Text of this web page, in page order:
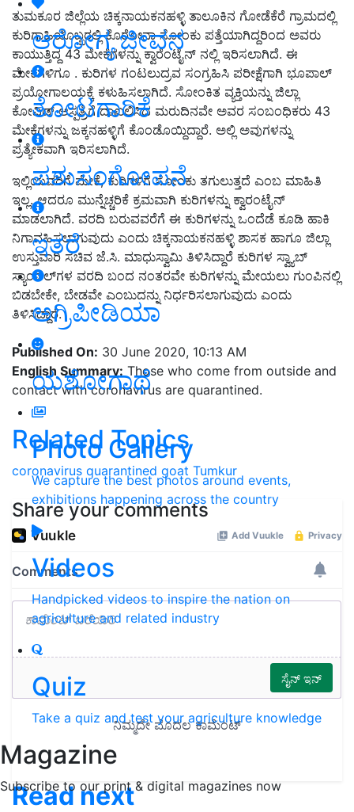
ಆರೋಗ್ಯ ಜೀವನ
ತೋಟಗಾರಿಕೆ
ಪಶುಸಂಗೋಪನೆ
ಇತರೆ
ಅಗ್ರಿಪೀಡಿಯಾ
ಯಶೋಗಾಥೆ
Photo Gallery
We capture the best photos around events,
exhibitions happening across the country
Videos
Handpicked videos to inspire the nation on
agriculture and related industry
Quiz
Take a quiz and test your agriculture knowledge
Magazine
Subscribe to our print & digital magazines now
ತುಮಕೂರ ಜಿಲ್ಲೆಯ ಚಿಕ್ಕನಾಯಕನಹಳ್ಳಿ ತಾಲೂಕಿನ ಗೋಡೆಕೆರೆ ಗ್ರಾಮದಲ್ಲಿ
ಕುರಿಗಾಹಿಯೊಬ್ಬರಲ್ಲಿ ಕೊರೋನಾ ಸೋಂಕು ಪತ್ತೆಯಾಗಿದ್ದರಿಂದ ಅವರು
ಕಾಯುತ್ತಿದ್ದ 43 ಮೇಕೆಗಳನ್ನು ಕ್ವಾರೆಂಟೈನ್ ನಲ್ಲಿ ಇರಿಸಲಾಗಿದೆ. ಈ
ಮೇಕೆಗಳಿಗೂ . ಕುರಿಗಳ ಗಂಟಲುದ್ರವ ಸಂಗ್ರಹಿಸಿ ಪರೀಕ್ಷೆಗಾಗಿ ಭೂಪಾಲ್
‌ಪ್ರಯೋಗಾಲಯಕ್ಕೆ ಕಳುಹಿಸಲಾಗಿದೆ. ಸೋಂಕಿತ ವ್ಯಕ್ತಿಯನ್ನು ಜಿಲ್ಲಾ
ಕೋವಿಡ್ ಆಸ್ಪತ್ರೆಗೆ ದಾಖಲಿಸಿದ ಮರುದಿನವೇ ಅವರ ಸಂಬಂಧಿಕರು 43
ಮೇಕೆಗಳನ್ನು ಜಕ್ಕನಹಳ್ಳಿಗೆ ಕೊಂಡೊಯ್ದಿದ್ದಾರೆ. ಅಲ್ಲಿ ಅವುಗಳನ್ನು
ಪ್ರತ್ಯೇಕವಾಗಿ ಇರಿಸಲಾಗಿದೆ.
ಇಲ್ಲಿಯವರಿಗೆ ಮೇಕೆ, ಕುರಿಗಳಿಗೆ ಸೋಂಕು ತಗುಲುತ್ತದೆ ಎಂಬ ಮಾಹಿತಿ
ಇಲ್ಲ. ಆದರೂ ಮುನ್ನೆಚ್ಚರಿಕೆ ಕ್ರಮವಾಗಿ ಕುರಿಗಳನ್ನು ಕ್ವಾರಂಟೈನ್
ಮಾಡಲಾಗಿದೆ. ವರದಿ ಬರುವವರೆಗೆ ಈ ಕುರಿಗಳನ್ನು ಒಂದೆಡೆ ಕೂಡಿ ಹಾಕಿ
ನಿಗಾವಹಿಸಲಾಗುವುದು ಎಂದು ಚಿಕ್ಕನಾಯಕನಹಳ್ಳಿ ಶಾಸಕ ಹಾಗೂ ಜಿಲ್ಲಾ
ಉಸ್ತುವಾರಿ ಸಚಿವ ಜೆ.ಸಿ. ಮಾಧುಸ್ವಾಮಿ ತಿಳಿಸಿದ್ದಾರೆ ಕುರಿಗಳ ಸ್ವ್ಯಾಬ್
ಸ್ಯಾಂಪಲ್​​ಗಳ ವರದಿ ಬಂದ ನಂತರವೇ ಕುರಿಗಳನ್ನು ಮೇಯಲು ಗುಂಪಿನಲ್ಲಿ
ಬಿಡಬೇಕೇ, ಬೇಡವೇ ಎಂಬುದನ್ನು ನಿರ್ಧರಿಸಲಾಗುವುದು ಎಂದು
ತಿಳಿಸಿದ್ದಾರೆ.
Published On: 30 June 2020, 10:13 AM
English Summary: Those who come from outside and
contact with coronavirus are quarantined.
Related Topics
coronavirus quarantined goat Tumkur
Share your comments
Read next